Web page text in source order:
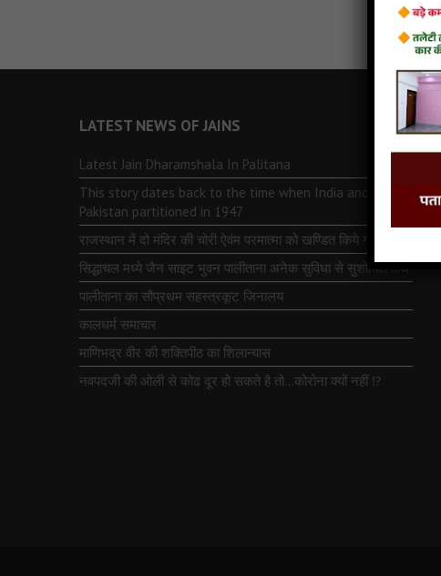
LATEST NEWS OF JAINS
Latest Jain Dharamshala In Palitana
This story dates back to the time when India and
Pakistan partitioned in 1947
राजस्थान में दो मंदिर की चोरी ऐवंम परमात्मा को खण्डित किये गये
सिद्धाचल मध्ये जैन साइट भुवन पालीताना अनेक सुविधा से सुशोभित तीर्थ.
पालीताना का सौप्रथम सहस्त्रकूट जिनालय
कालधर्म समाचार
माणिभद्र वीर की शक्तिपीठ का शिलान्यास
नवपदजी की ओली से कोढ दूर हो सकते है तो…कोरोना क्यों नहीं ⁉️